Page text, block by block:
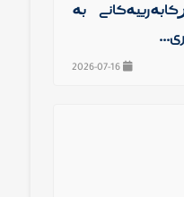
بە
2026-07-16